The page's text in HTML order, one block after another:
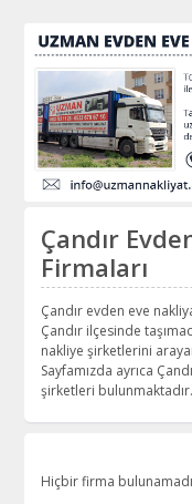
Çandır
Firmaları
Çandır evden eve
Çandır ilçesinde
nakliye şirketlerini
Sayfamızda ayrıca
şirketleri bulunmaktadır.
Hiçbir firma